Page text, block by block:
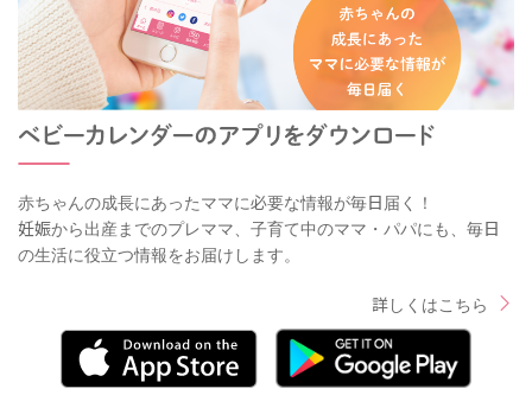
赤ちゃんの成長にあったママに必要な情報が毎日届く！
妊娠から出産までのプレママ、子育て中のママ・パパにも、毎日
の生活に役立つ情報をお届けします。
詳しくはこちら